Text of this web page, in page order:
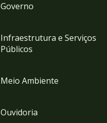
Governo
Infraestrutura e Serviços
Públicos
Meio Ambiente
Ouvidoria